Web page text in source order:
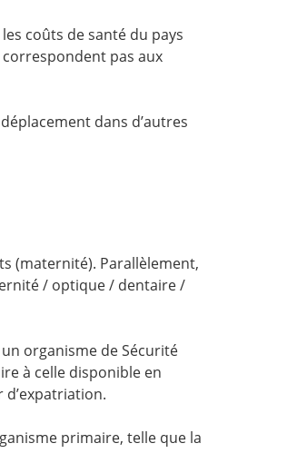
coûts de santé du pays
pas aux
dans d’autres
(maternité). Parallèlement,
/ optique / dentaire /
un organisme de Sécurité
à celle disponible en
primaire, telle que la